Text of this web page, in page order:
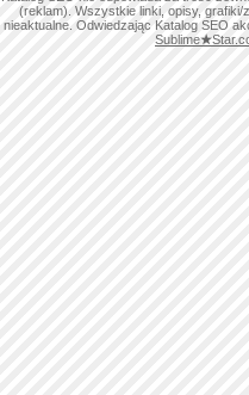
(reklam). Wszystkie linki, opisy,
nieaktualne. Odwiedzając Katalog SEO
Sublime★